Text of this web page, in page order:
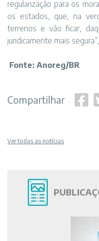
regularização para os
os estados, que, na
terrenos e vão ficar,
juridicamente mais
Fonte: Anoreg/BR
Compartilhar
Ver todas as notícias